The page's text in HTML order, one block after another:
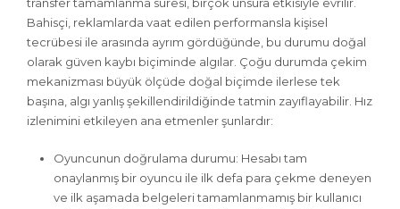
Bahisçi, reklamlarda vaat edilen performansla kişisel
tecrübesi ile arasında ayrım gördüğünde, bu durumu doğal
olarak güven kaybı biçiminde algılar. Çoğu durumda çekim
mekanizması büyük ölçüde doğal biçimde ilerlese tek
başına, algı yanlış şekillendirildiğinde tatmin zayıflayabilir. Hız
izlenimini etkileyen ana etmenler şunlardır:
Oyuncunun doğrulama durumu: Hesabı tam
onaylanmış bir oyuncu ile ilk defa para çekme deneyen
ve ilk aşamada belgeleri tamamlanmamış bir kullanıcı